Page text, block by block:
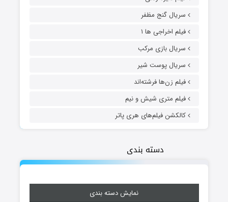
سریال گنج مظفر
فیلم اخراجی ها ۱
سریال بازی مرکب
سریال پوست شیر
فیلم زن‌ها فرشته‌اند
فیلم متری شیش و نیم
کالکشن فیلم‌های هری پاتر
دسته بندی
نمایش دسته بندی